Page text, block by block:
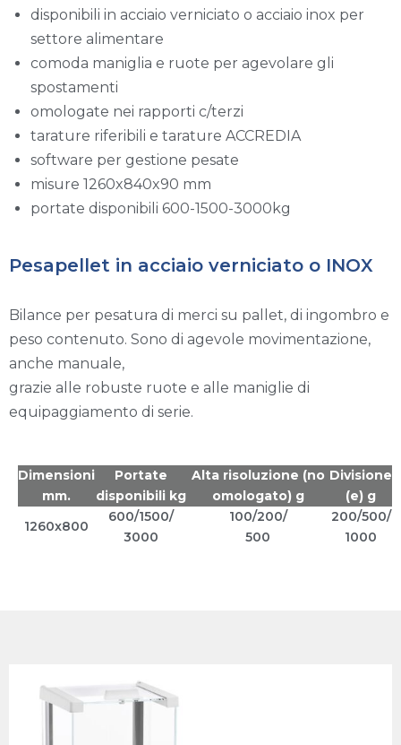
disponibili in acciaio verniciato o acciaio inox per
settore alimentare
comoda maniglia e ruote per agevolare gli
spostamenti
omologate nei rapporti c/terzi
tarature riferibili e tarature ACCREDIA
software per gestione pesate
misure 1260x840x90 mm
portate disponibili 600-1500-3000kg
Pesapellet in acciaio verniciato o INOX
Bilance per pesatura di merci su pallet, di ingombro e
peso contenuto. Sono di agevole movimentazione,
anche manuale,
grazie alle robuste ruote e alle maniglie di
equipaggiamento di serie.
Dimensioni
mm.
Portate
disponibili kg
Alta risoluzione (no
omologato) g
Divisione
(e) g
1260x800
600/1500/
3000
100/200/
500
200/500/
1000